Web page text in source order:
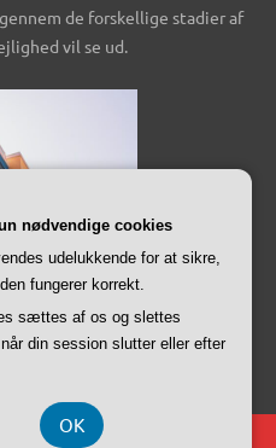
de forskellige stadier af
vil se ud.
nødvendige cookies
udelukkende for at sikre,
fungerer korrekt.
sættes af os og slettes
din session slutter eller efter
OK